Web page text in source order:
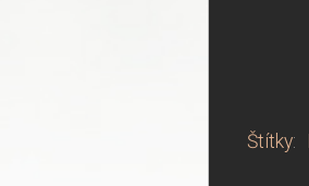
Štítky: